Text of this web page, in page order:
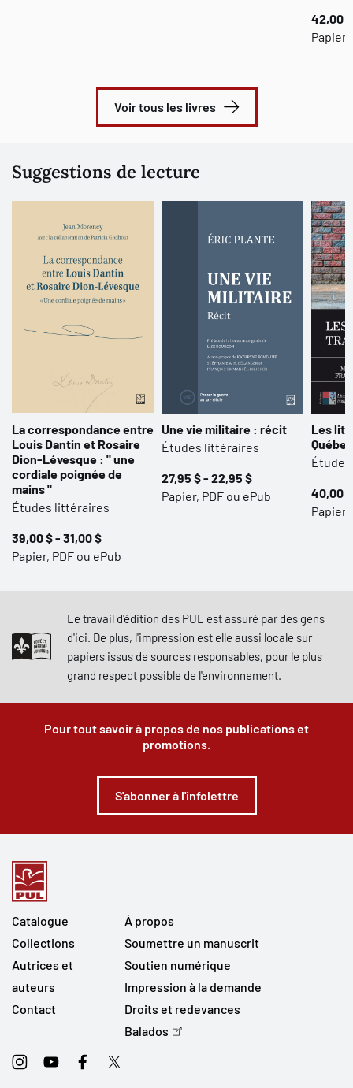
42,00
Papier
Voir tous les livres
Suggestions de lecture
La correspondance entre
Louis Dantin et Rosaire
Dion-Lévesque : " une
cordiale poignée de
mains "
Études littéraires
39,00 $ - 31,00 $
Papier, PDF ou ePub
Une vie militaire : récit
Études littéraires
27,95 $ - 22,95 $
Papier, PDF ou ePub
Les
Québec
40,00
Papier,
Le travail d'édition des PUL est assuré par des gens
d'ici. De plus, l'impression est elle aussi locale sur
papiers issus de sources responsables, pour le plus
grand respect possible de l'environnement.
Pour tout savoir à propos de nos publications et
promotions.
S'abonner à l'infolettre
Catalogue
Collections
Autrices et
auteurs
Contact
À propos
Soumettre un manuscrit
Soutien numérique
Impression à la demande
Droits et redevances
Balados
InstagramYoutubeFacebookTwitter